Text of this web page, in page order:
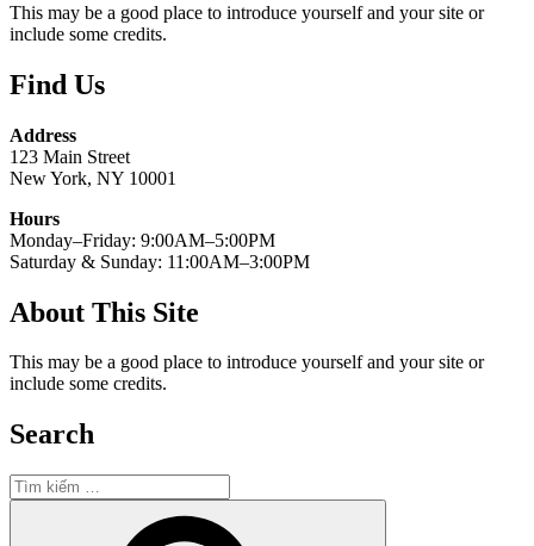
This may be a good place to introduce yourself and your site or
include some credits.
Find Us
Address
123 Main Street
New York, NY 10001
Hours
Monday–Friday: 9:00AM–5:00PM
Saturday & Sunday: 11:00AM–3:00PM
About This Site
This may be a good place to introduce yourself and your site or
include some credits.
Search
Tìm
kiếm: